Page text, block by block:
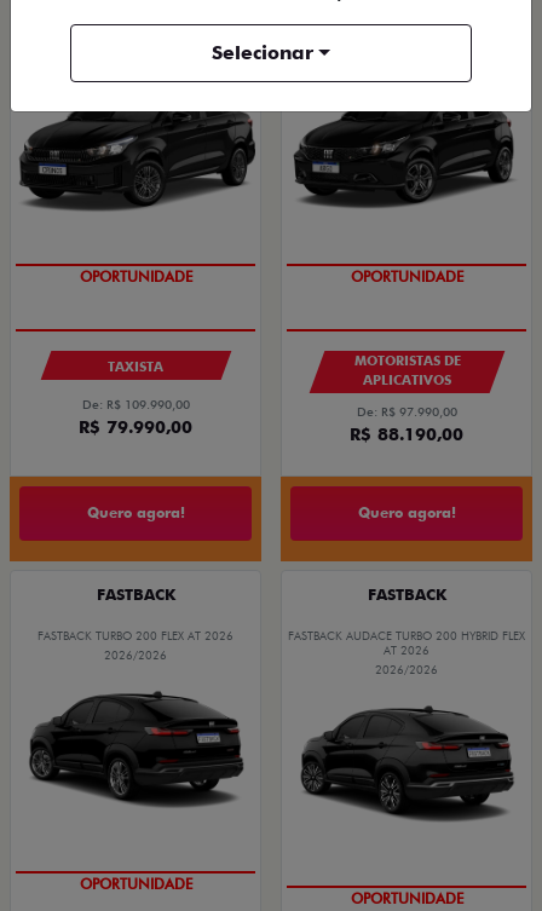
CRONOS DRIVE 1.0 FLEX 4P 2027
OPORTUNIDADE
TAXISTA
De: R$ 109.990,00
R$ 79.990,00
Quero agora!
ARGO DRIVE 1.0 FLEX 4P 2026
OPORTUNIDADE
MOTORISTAS DE
APLICATIVOS
De: R$ 97.990,00
R$ 88.190,00
Quero agora!
FASTBACK
FASTBACK TURBO 200 FLEX AT 2026
2026/2026
OPORTUNIDADE
FASTBACK
FASTBACK AUDACE TURBO 200 HYBRID FLEX
AT 2026
2026/2026
OPORTUNIDADE
Selecionar